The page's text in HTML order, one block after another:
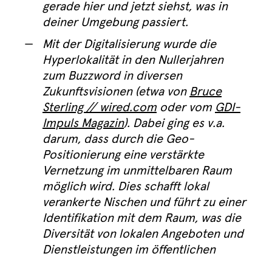
gerade hier und jetzt siehst, was in
deiner Umgebung passiert.
Mit der Digitalisierung wurde die
Hyperlokalität in den Nullerjahren
zum Buzzword in diversen
Zukunftsvisionen (etwa von Bruce
Sterling // wired.com oder vom GDI-
Impuls Magazin). Dabei ging es v.a.
darum, dass durch die Geo-
Positionierung eine verstärkte
Vernetzung im unmittelbaren Raum
möglich wird. Dies schafft lokal
verankerte Nischen und führt zu einer
Identifikation mit dem Raum, was die
Diversität von lokalen Angeboten und
Dienstleistungen im öffentlichen